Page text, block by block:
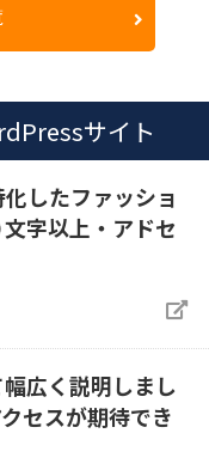
サイト
化したファッショ
字以上・アドセ
広く説明しまし
セスが期待でき